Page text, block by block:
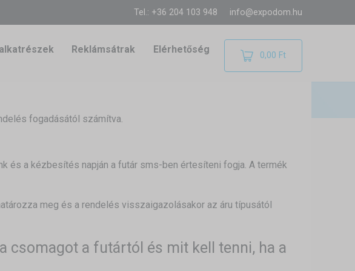
Tel.: +36 204 103 948 info@expodom.hu
Reklámsátrak Elérhetőség 0,00 Ft
fogadásától számítva.
és a kézbesítés napján a futár sms-ben értesíteni fogja. A termék
meg és a rendelés visszaigazolásakor az áru típusától
csomagot a futártól és mit kell tenni, ha a